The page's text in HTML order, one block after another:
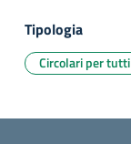
Tipologia
Circolari per tutti